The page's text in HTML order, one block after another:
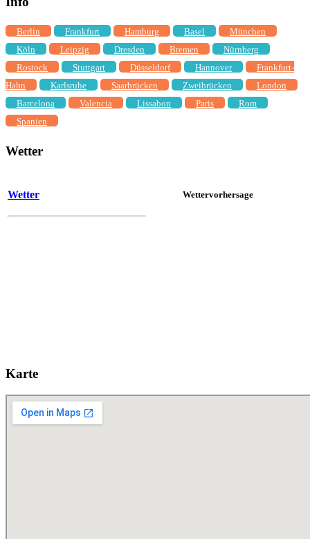
Berlin Frankfurt Hamburg Basel
München
Köln
Leipzig Dresden Bremen
Nürnberg
Rostock
Stuttgart Düsseldorf Hannover
Frankfurt-
Hahn
Karlsruhe Saarbrücken Zweibrücken
London
Barcelona
Valencia Lissabon Paris
Rom
Spanien
Wetter
Wetter Wettervorhersage
Karte